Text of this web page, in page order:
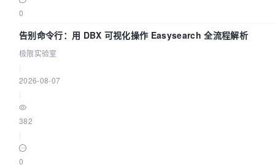
0
告别命令行：用 DBX 可视化操作 Easysearch 全流程解析
极限实验室
2026-08-07
382
0